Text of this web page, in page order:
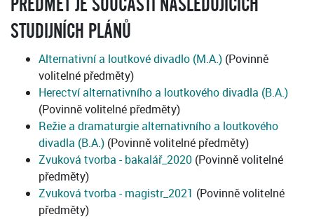
PŘEDMĚT JE SOUČÁSTÍ NÁSLEDUJÍCÍCH
STUDIJNÍCH PLÁNŮ
Alternativní a loutkové divadlo (M.A.) (Povinně
volitelné předměty)
Herectví alternativního a loutkového divadla (B.A.)
(Povinně volitelné předměty)
Režie a dramaturgie alternativního a loutkového
divadla (B.A.) (Povinně volitelné předměty)
Zvuková tvorba - bakalář_2020 (Povinně volitelné
předměty)
Zvuková tvorba - magistr_2021 (Povinně volitelné
předměty)